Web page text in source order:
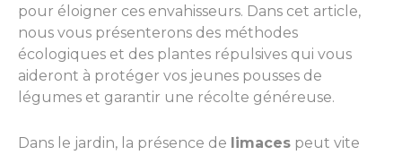
pour éloigner ces envahisseurs. Dans cet article,
nous vous présenterons des méthodes
écologiques et des plantes répulsives qui vous
aideront à protéger vos jeunes pousses de
légumes et garantir une récolte généreuse.
Dans le jardin, la présence de limaces peut vite